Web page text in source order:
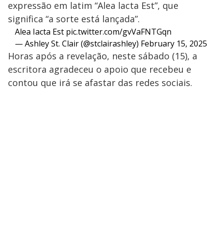
expressão em latim “Alea lacta Est”, que
significa “a sorte está lançada”.
Alea Iacta Est pic.twitter.com/gvVaFNTGqn
— Ashley St. Clair (@stclairashley) February 15, 2025
Horas após a revelação, neste sábado (15), a
escritora agradeceu o apoio que recebeu e
contou que irá se afastar das redes sociais.